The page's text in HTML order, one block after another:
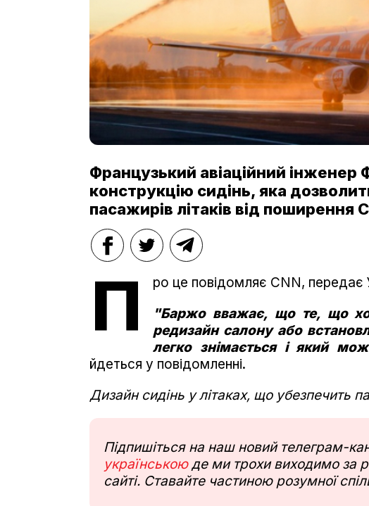
Французький авіаційний
конструкцію сидінь, яка
пасажирів літаків від поширення
П
ро це повідомляє CNN, передає
"Баржо вважає, що те, що
редизайн салону або
легко знімається і який
йдеться у повідомленні.
Дизайн сидінь у літаках, що убезпечить
Підпишіться на наш новий телеграм-
українськоюде ми трохи виходимо за
сайті. Ставайте частиною розумної